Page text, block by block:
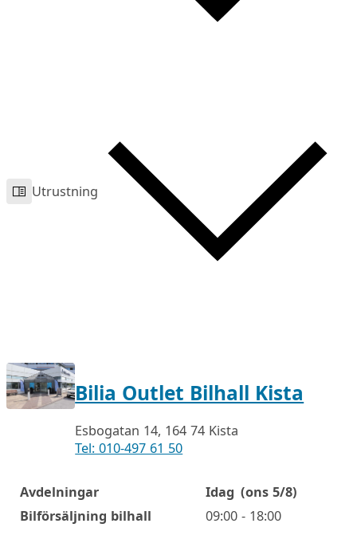
Utrustning
Bilia Outlet Bilhall Kista
Esbogatan 14, 164 74 Kista
Tel: 010-497 61 50
Öppettider
Avdelningar Idag (ons 5/8)
Bilförsäljning bilhall
09:00 - 18:00